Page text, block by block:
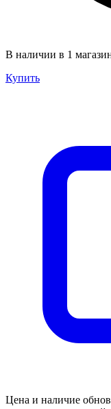
В наличии в 1
Купить
Цена и наличие